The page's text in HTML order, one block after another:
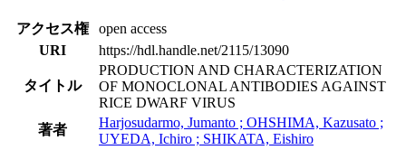
アクセス権
open access
URI
https://hdl.handle.net/2115/13090
タイトル
PRODUCTION AND CHARACTERIZATION
OF MONOCLONAL ANTIBODIES AGAINST
RICE DWARF VIRUS
著者
Harjosudarmo, Jumanto ; OHSHIMA, Kazusato ;
UYEDA, Ichiro ; SHIKATA, Eishiro